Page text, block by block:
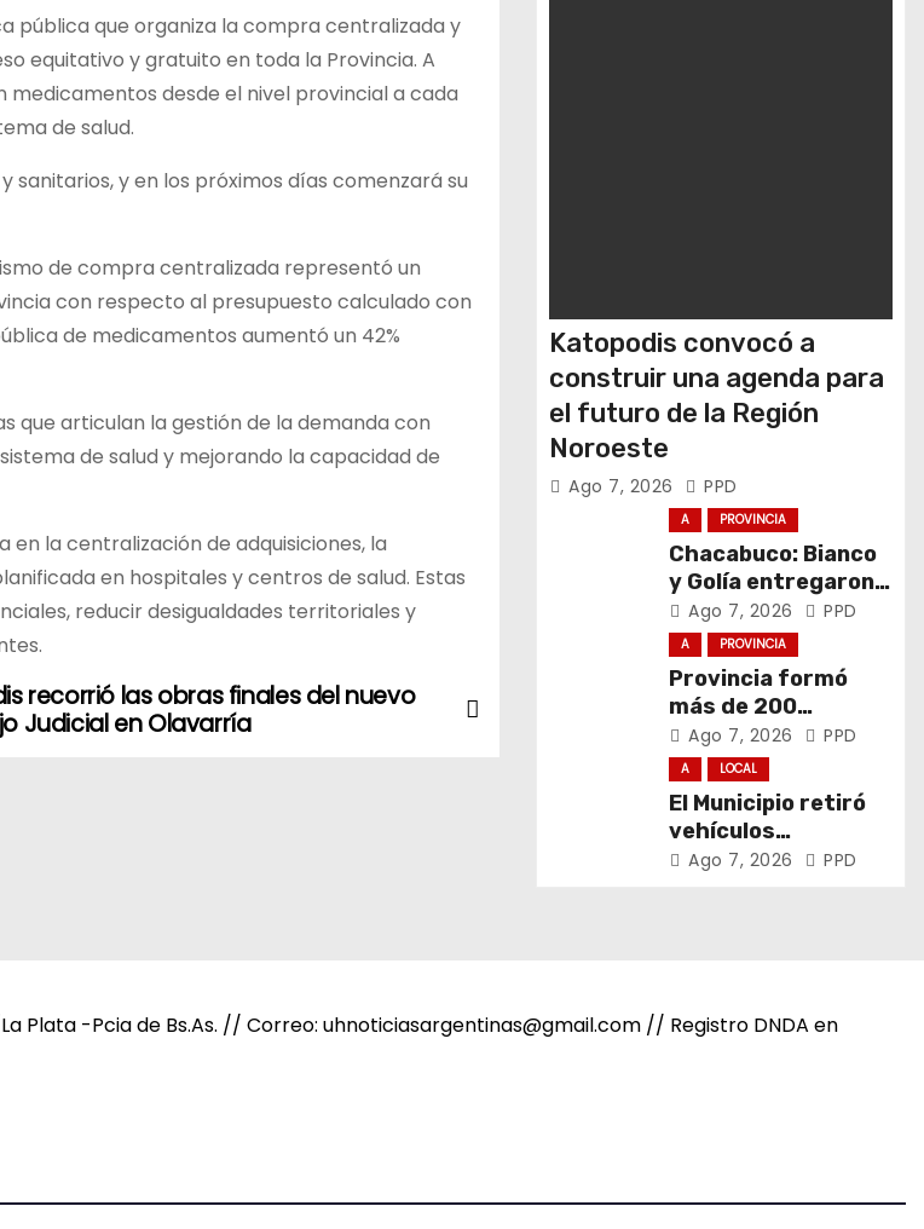
pública que organiza la compra centralizada y
equitativo y gratuito en toda la Provincia. A
desde el nivel provincial a cada
de salud.
y en los próximos días comenzará su
de compra centralizada representó un
con respecto al presupuesto calculado con
de medicamentos aumentó un 42%
que articulan la gestión de la demanda con
de salud y mejorando la capacidad de
en la centralización de adquisiciones, la
en hospitales y centros de salud. Estas
reducir desigualdades territoriales y
recorrió las obras finales del nuevo
Judicial en Olavarría
Katopodis convocó a
construir una agenda para
el futuro de la Región
Noroeste
Ago 7, 2026 PPD
A PROVINCIA
Chacabuco: Bianco
y Golía entregaron
computadoras a
estudiantes
Ago 7, 2026 PPD
A PROVINCIA
Provincia formó
más de 200
promotores de
derechos de niñas,
niños y
adolescentes
Ago 7, 2026 PPD
A LOCAL
El Municipio retiró
vehículos
abandonados de
Ago 7, 2026 PPD
Plata -Pcia de Bs.As. // Correo: uhnoticiasargentinas@gmail.com // Registro DNDA en